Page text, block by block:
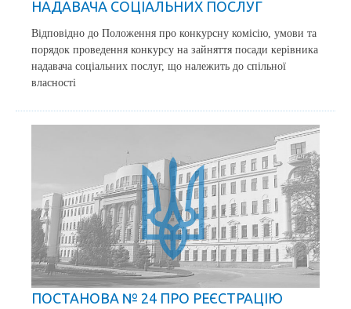
НАДАВАЧА СОЦІАЛЬНИХ ПОСЛУГ
Відповідно до Положення про конкурсну комісію, умови та
порядок проведення конкурсу на зайняття посади керівника
надавача соціальних послуг, що належить до спільної
власності
ПОСТАНОВА № 24 ПРО РЕЄСТРАЦІЮ